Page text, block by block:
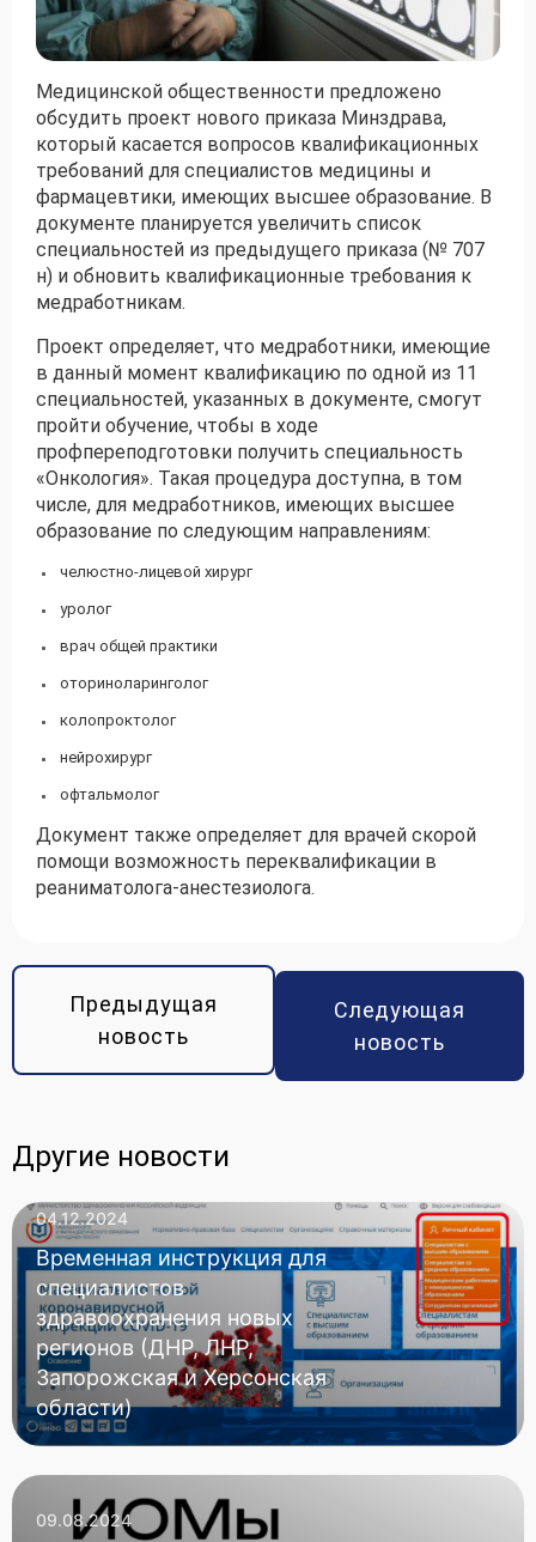
Медицинской общественности предложено
обсудить проект нового приказа Минздрава,
который касается вопросов квалификационных
требований для специалистов медицины и
фармацевтики, имеющих высшее образование. В
документе планируется увеличить список
специальностей из предыдущего приказа (№ 707
н) и обновить квалификационные требования к
медработникам.
Проект определяет, что медработники, имеющие
в данный момент квалификацию по одной из 11
специальностей, указанных в документе, смогут
пройти обучение, чтобы в ходе
профпереподготовки получить специальность
«Онкология». Такая процедура доступна, в том
числе, для медработников, имеющих высшее
образование по следующим направлениям:
челюстно-лицевой хирург
уролог
врач общей практики
оториноларинголог
колопроктолог
нейрохирург
офтальмолог
Документ также определяет для врачей скорой
помощи возможность переквалификации в
реаниматолога-анестезиолога.
Предыдущая
новость
Следующая
новость
Другие новости
04.12.2024
Временная инструкция для
специалистов
здравоохранения новых
регионов (ДНР, ЛНР,
Запорожская и Херсонская
области)
09.08.2024
Приложите документы
Получить консультацию
Даю согласие на
обработку персональных
данныхиe-mail рассылку
Приложите документы
Получить консультацию
Даю согласие наобработку персональных
данныхиe-mail рассылку
Получить консультацию
Даю согласие наобработку персональных
данных иe-mail рассылку